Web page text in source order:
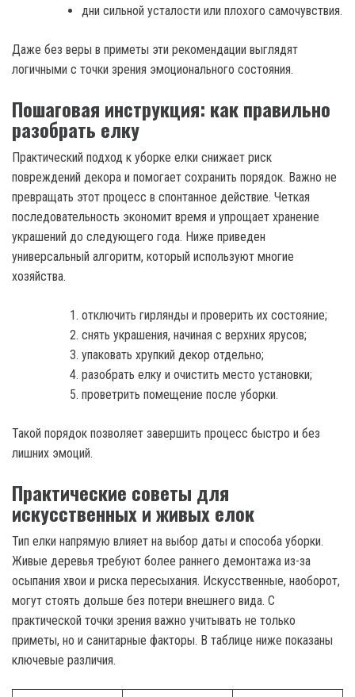
дни сильной усталости или плохого самочувствия.
Даже без веры в приметы эти рекомендации выглядят
логичными с точки зрения эмоционального состояния.
Пошаговая инструкция: как правильно
разобрать елку
Практический подход к уборке елки снижает риск
повреждений декора и помогает сохранить порядок. Важно не
превращать этот процесс в спонтанное действие. Четкая
последовательность экономит время и упрощает хранение
украшений до следующего года. Ниже приведен
универсальный алгоритм, который используют многие
хозяйства.
отключить гирлянды и проверить их состояние;
снять украшения, начиная с верхних ярусов;
упаковать хрупкий декор отдельно;
разобрать елку и очистить место установки;
проветрить помещение после уборки.
Такой порядок позволяет завершить процесс быстро и без
лишних эмоций.
Практические советы для
искусственных и живых елок
Тип елки напрямую влияет на выбор даты и способа уборки.
Живые деревья требуют более раннего демонтажа из-за
осыпания хвои и риска пересыхания. Искусственные, наоборот,
могут стоять дольше без потери внешнего вида. С
практической точки зрения важно учитывать не только
приметы, но и санитарные факторы. В таблице ниже показаны
ключевые различия.